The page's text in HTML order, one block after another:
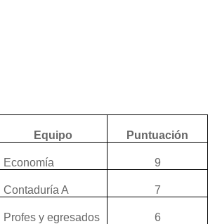
Equipo Puntuación
Economía 9
Contaduría A 7
Profes y egresados 6